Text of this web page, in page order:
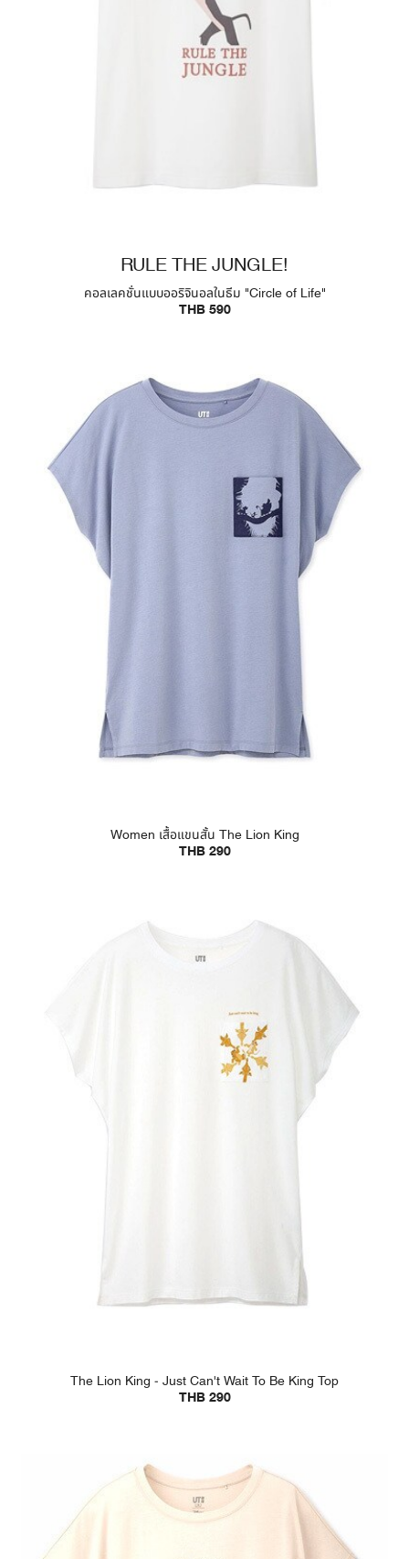
RULE THE JUNGLE!
คอลเลคชั่นแบบออริจินอลในธีม "Circle of Life"
THB 590
Women เสื้อแขนสั้น The Lion King
THB 290
The Lion King - Just Can't Wait To Be King Top
THB 290